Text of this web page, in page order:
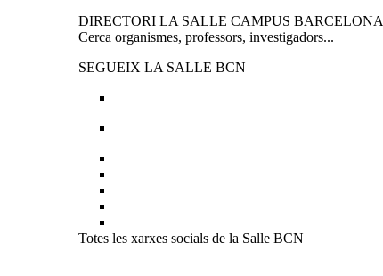
DIRECTORI LA SALLE CAMPUS BARCELONA
Cerca organismes, professors, investigadors...
SEGUEIX LA SALLE BCN
Totes les xarxes socials de la Salle BCN